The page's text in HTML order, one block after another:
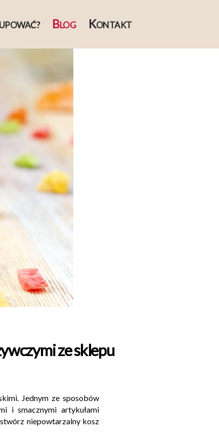
BLOG KONTAKT
ze sklepu
Jednym ze sposobów
i smacznymi artykułami
niepowtarzalny kosz